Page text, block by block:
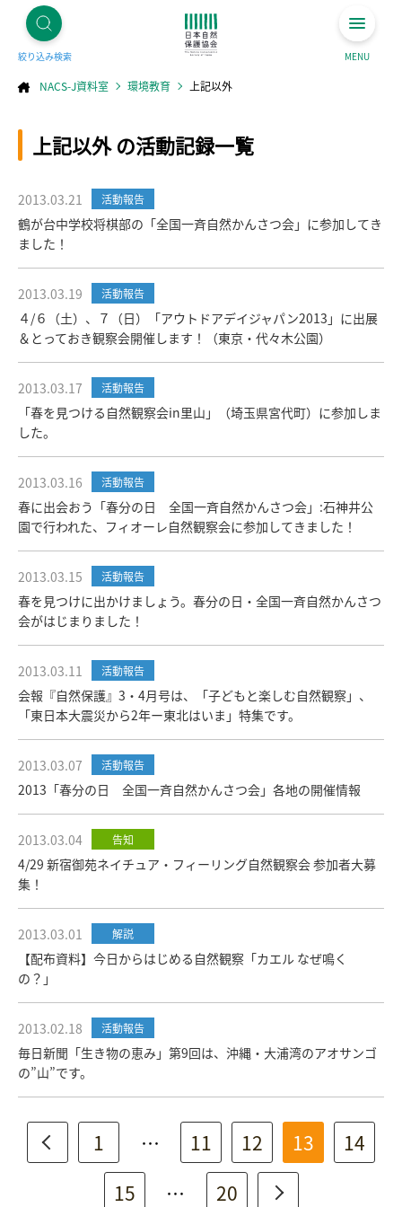
絞り込み検索 MENU
NACS-J資料室 環境教育 上記以外
上記以外 の活動記録一覧
2013.03.21 活動報告
鶴が台中学校将棋部の「全国一斉自然かんさつ会」に参加してき
ました！
2013.03.19 活動報告
４/６（土）、７（日）「アウトドアデイジャパン2013」に出展
＆とっておき観察会開催します！（東京・代々木公園）
2013.03.17 活動報告
「春を見つける自然観察会in里山」（埼玉県宮代町）に参加しま
した。
2013.03.16 活動報告
春に出会おう「春分の日 全国一斉自然かんさつ会」:石神井公
園で行われた、フィオーレ自然観察会に参加してきました！
2013.03.15 活動報告
春を見つけに出かけましょう。春分の日・全国一斉自然かんさつ
会がはじまりました！
2013.03.11 活動報告
会報『自然保護』3・4月号は、「子どもと楽しむ自然観察」、
「東日本大震災から2年ー東北はいま」特集です。
2013.03.07 活動報告
2013「春分の日 全国一斉自然かんさつ会」各地の開催情報
2013.03.04 告知
4/29 新宿御苑ネイチュア・フィーリング自然観察会 参加者大募
集！
2013.03.01 解説
【配布資料】今日からはじめる自然観察「カエル なぜ鳴く
の？」
2013.02.18 活動報告
毎日新聞「生き物の恵み」第9回は、沖縄・大浦湾のアオサンゴ
の”山”です。
1 … 11 12 13
14
15
… 20